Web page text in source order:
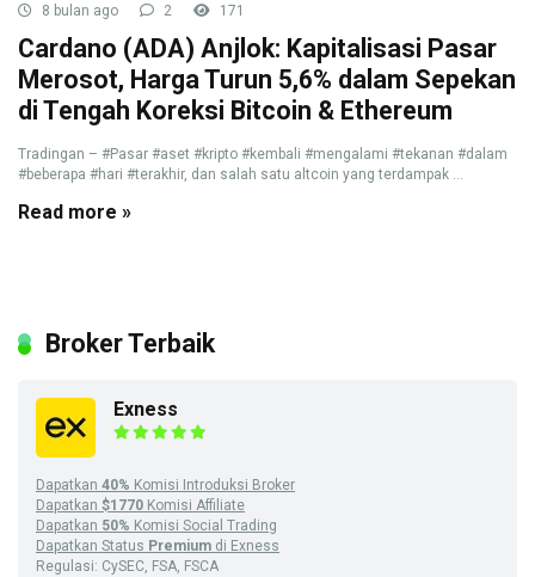
8 bulan ago 2 171
Cardano (ADA) Anjlok: Kapitalisasi Pasar
Merosot, Harga Turun 5,6% dalam Sepekan
di Tengah Koreksi Bitcoin & Ethereum
Tradingan – #Pasar #aset #kripto #kembali #mengalami #tekanan #dalam
#beberapa #hari #terakhir, dan salah satu altcoin yang terdampak ...
Read more »
Broker Terbaik
Exness
Dapatkan 40% Komisi Introduksi Broker
Dapatkan $1770 Komisi Affiliate
Dapatkan 50% Komisi Social Trading
Dapatkan Status Premium di Exness
Regulasi: CySEC, FSA, FSCA